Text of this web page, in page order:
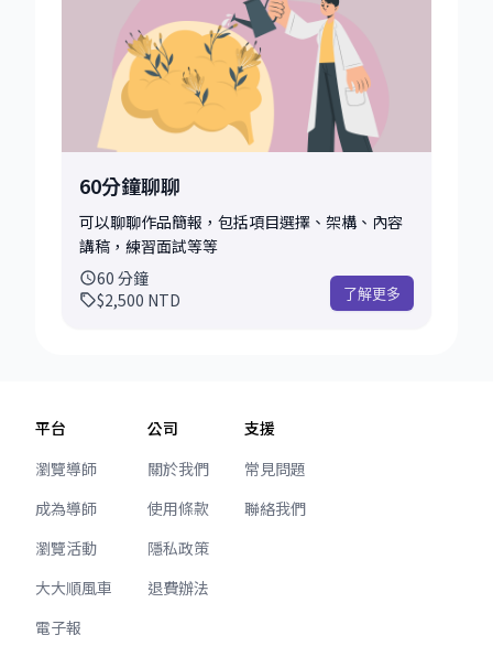
60分鐘聊聊
可以聊聊作品簡報，包括項目選擇、架構、內容
講稿，練習面試等等
60 分鐘
$2,500 NTD 了解更多
平台
瀏覽導師
成為導師
瀏覽活動
大大順風車
電子報
公司
關於我們
使用條款
隱私政策
退費辦法
支援
常見問題
聯絡我們